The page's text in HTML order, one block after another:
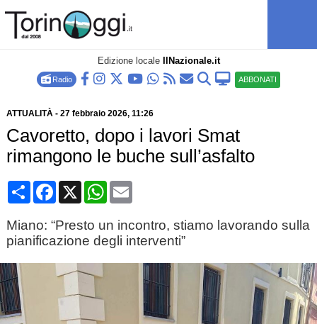
Edizione locale IlNazionale.it
Radio ABBONATI
ATTUALITÀ- 27 febbraio 2026, 11:26
Cavoretto, dopo i lavori Smat
rimangono le buche sull’asfalto
CondividiFacebook
X WhatsApp
Email
Miano: “Presto un incontro, stiamo lavorando sulla
pianificazione degli interventi”